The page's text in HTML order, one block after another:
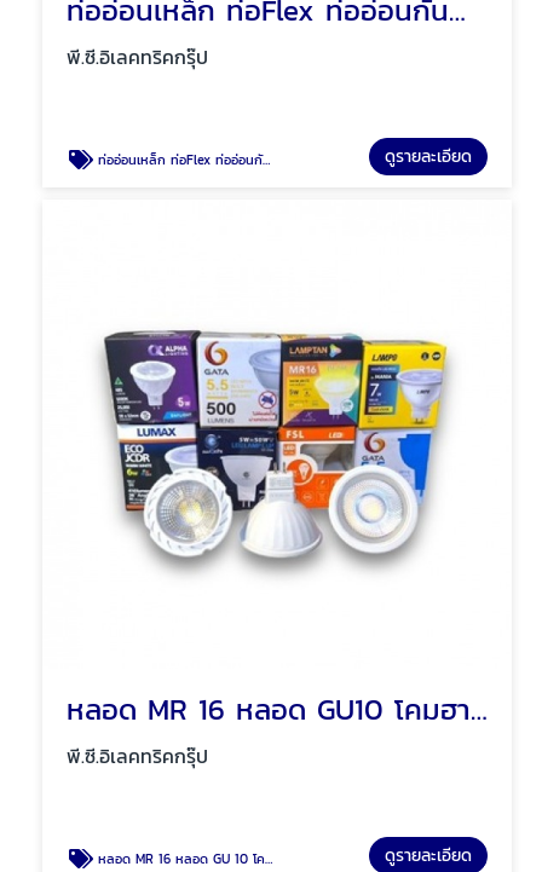
ท่ออ่อนเหล็ก ท่อFlex ท่ออ่อนกันน้ำสีเทา พัทยา ชลบุรี
พี.ซี.อิเลคทริคกรุ๊ป
ท่ออ่อนเหล็ก ท่อFlex ท่ออ่อนกันน้ำสีเทา พัทยา ชลบุรี ดูรายละเอียด
หลอด MR 16 หลอด GU10 โคมฮาโลเจน พัทยา ชลบุรี
พี.ซี.อิเลคทริคกรุ๊ป
หลอด MR 16 หลอด GU 10 โคมฮาโลเจน พัทยา ชลบุรี ดูรายละเอียด